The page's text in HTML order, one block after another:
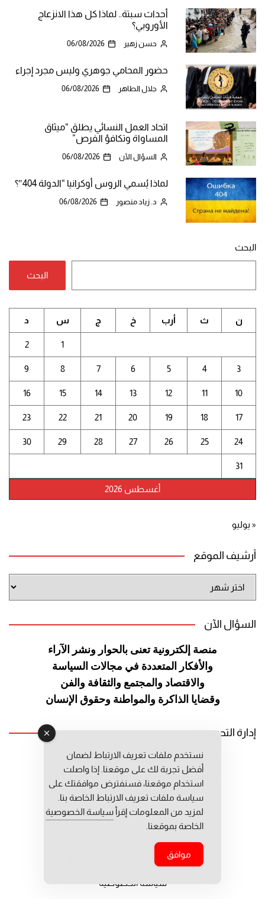
أحداث سبتة.. لماذا كل هذا الانزعاج
الأوروبي؟
حسن زهير 06/08/2026
حضور المحامي جوهري وليس مجرد إجراء
جلال الطاهر 06/08/2026
اتحاد العمل النسائي يطلق “ميثاق
المساواة وتكافؤ الفرص”
السؤال الآن 06/08/2026
لماذا يُسمي الروس أوكرانيا “الدولة 404″؟
د. زياد منصور 06/08/2026
البحث
البحث
أغسطس 2026
ن ث أرب خ ج س د
1
2
3
4
5
6
7
8
9
10
11
12
13
14
15
16
17
18
19
20
21
22
23
24
25
26
27
28
29
30
31
« يوليو
أرشيف الموقع
الموقع
السؤال الآن
منصة إلكترونية تعنى بالحوار ونشر
الآراء
والأفكار المتعددة في مجالات السياسة
والاقتصاد والمجتمع والثقافة والفن
وقضايا الذاكرة والمواطنة وحقوق الإنسان
إدارة التحرير
رئيس التحرير: عبد الرحيم التوراني
رئيس التحرير المساعد: المعطي قبال
مديرة التحرير: فاطمة حوحو
جميع حقوق النشر محفوظة © 2026
سياسة الخصوصية
نستخدم ملفات تعريف الارتباط لضمان
أفضل تجربة لك على موقعنا. إذا واصلت
استخدام موقعنا، فسنفترض موافقتك على
سياسة ملفات تعريف الارتباط الخاصة بنا.
لمزيد من المعلومات إقرأ سياسة الخصوصية
الخاصة بموقعنا.
موافق